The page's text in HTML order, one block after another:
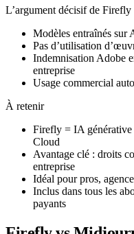
L’argument décisif de Firefly
Modèles entraînés sur
Pas d’utilisation
Indemnisation Adobe
entreprise
Usage commercial
À retenir
Firefly = IA générative
Cloud
Avantage clé : droits
entreprise
Idéal pour pros,
Inclus dans tous les
payants